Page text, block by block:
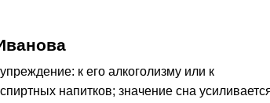
к его алкоголизму или к
напитков; значение сна